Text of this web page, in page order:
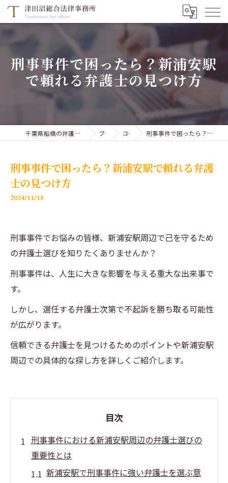
刑事事件で困ったら？新浦安駅
で頼れる弁護士の見つけ方
千葉県船橋の弁護士なら津田沼総合法律事務所 ブログ コラム 刑事事件で困ったら？新浦安駅で頼れる弁護士の見つけ方
刑事事件で困ったら？新浦安駅で頼れる弁護
士の見つけ方
2024/11/18
刑事事件でお悩みの皆様、新浦安駅周辺で己を守るため
の弁護士選びを知りたくありませんか？
刑事事件は、人生に大きな影響を与える重大な出来事で
す。
しかし、選任する弁護士次第で不起訴を勝ち取る可能性
が広がります。
信頼できる弁護士を見つけるためのポイントや新浦安駅
周辺での具体的な探し方を詳しくご紹介します。
目次
刑事事件における新浦安駅周辺の弁護士選びの
重要性とは
新浦安駅で刑事事件に強い弁護士を選ぶ意